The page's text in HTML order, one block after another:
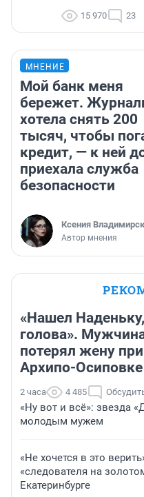
15 970 23
МНЕНИЕ
Мой банк меня
бережет.
хотела снять 200
тысяч, чтобы
кредит, — к ней
приехала служба
безопасности
Ксения
Автор мнения
«Нашел
голова».
потерял жену
Архипо-Осиповке
2 часа 4 485
«Ну вот и всё»: звезда
молодым мужем
«Не хочется в это
«следователя на
Екатеринбурге